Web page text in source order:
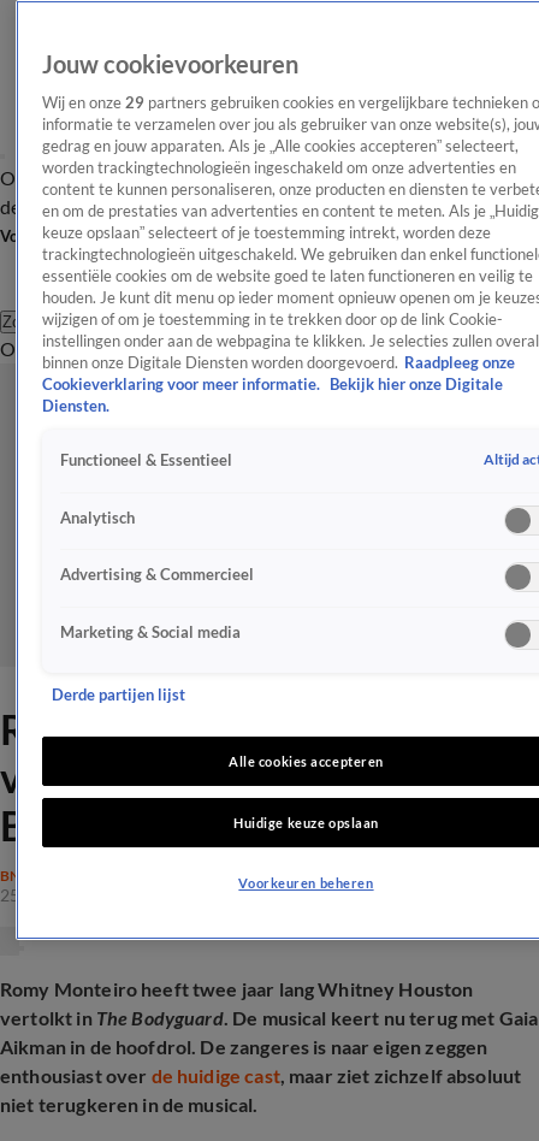
OverzichtAfleveringen Entertainment TV Algemeen
Tip
de redactieNieuwsbrief
Volg Shownieuws
Zoeken
OverzichtEntertainmentSpraakmakendRealityCrimeVideo's
Romy Monteiro zegt
voorgoed 'nee' tegen The
Bodyguard
BN'ERS
25 apr 2026, 10:39
Romy Monteiro heeft twee jaar lang Whitney Houston
vertolkt in The Bodyguard. De musical keert nu terug met Gaia
Aikman in de hoofdrol. De zangeres is naar eigen zeggen
enthousiast over de huidige cast, maar ziet zichzelf absoluut
niet terugkeren in de musical.
Jouw cookievoorkeuren
Wij en onze 29 partners gebruiken cookies en vergelijkbare technieken
informatie te verzamelen over jou als gebruiker van onze website(s),
gedrag en jouw apparaten. Als je „Alle cookies accepteren” selecteert,
worden trackingtechnologieën ingeschakeld om onze advertenties en
content te kunnen personaliseren, onze producten en diensten te
en om de prestaties van advertenties en content te meten. Als je
keuze opslaan” selecteert of je toestemming intrekt, worden deze
trackingtechnologieën uitgeschakeld. We gebruiken dan enkel
essentiële cookies om de website goed te laten functioneren en veilig te
houden. Je kunt dit menu op ieder moment opnieuw openen om je
wijzigen of om je toestemming in te trekken door op de link Cookie-
instellingen onder aan de webpagina te klikken. Je selecties zullen overal
binnen onze Digitale Diensten worden doorgevoerd. Raadpleeg onze
Cookieverklaring voor meer informatie.
Bekijk hier onze Digitale
Diensten.
Functioneel & Essentieel Altijd
Analytisch
Advertising & Commercieel
Marketing & Social media
Derde partijen lijst
Alle cookies accepteren
Huidige keuze opslaan
Voorkeuren beheren